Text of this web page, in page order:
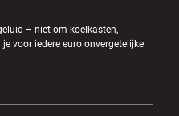
– niet om koelkasten,
voor iedere euro onvergetelijke